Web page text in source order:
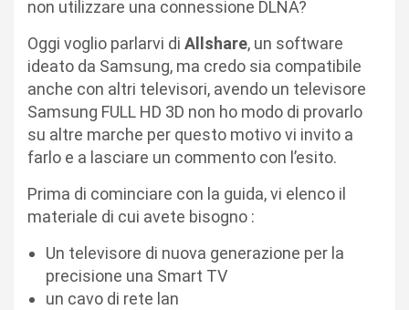
non utilizzare una connessione DLNA?
Oggi voglio parlarvi di Allshare, un software
ideato da Samsung, ma credo sia compatibile
anche con altri televisori, avendo un televisore
Samsung FULL HD 3D non ho modo di provarlo
su altre marche per questo motivo vi invito a
farlo e a lasciare un commento con l’esito.
Prima di cominciare con la guida, vi elenco il
materiale di cui avete bisogno :
Un televisore di nuova generazione per la
precisione una Smart TV
un cavo di rete lan